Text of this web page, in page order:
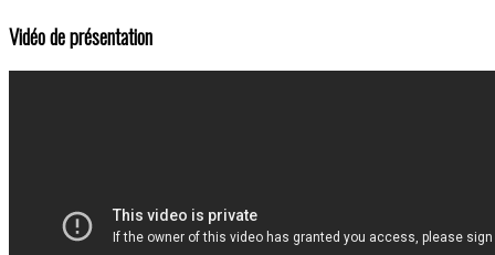
Vidéo de présentation